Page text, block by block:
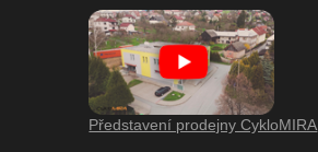
Představení prodejny CykloMIRA